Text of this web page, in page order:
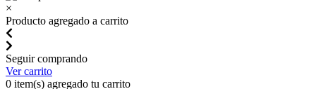
×
Producto agregado a carrito
Seguir comprando
Ver carrito
0 item(s) agregado tu carrito